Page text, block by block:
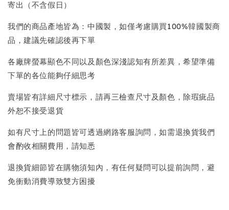
寄出（不含假日）
我們的商品產地皆為：中國製，如僅考慮購買100%韓國製商
品，建議先確認後再下單
各廠牌螢幕顯色不同以及顏色深淺認知有所差異，希望準備
下單的各位能夠仔細思考
賣場皆有詳細尺寸標示，請再三檢查尺寸及顏色，除瑕疵品
外恕不接受退貨
如有尺寸上的問題皆可透過網路客服詢問，如需退換貨我們
會酌收相關費用，請知悉
退換貨細節皆在購物須知內，有任何疑問可以提前詢問，避
免衝動消費導致雙方困擾